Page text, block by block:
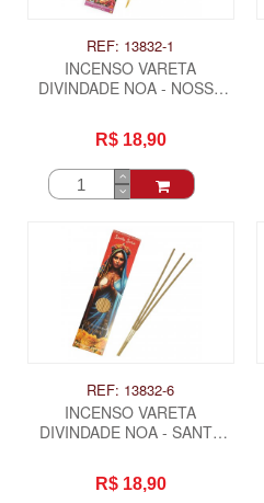
REF: 13832-1
INCENSO VARETA
DIVINDADE NOA - NOSSA
R$ 18,90
REF: 13832-6
INCENSO VARETA
DIVINDADE NOA - SANTA
R$ 18,90